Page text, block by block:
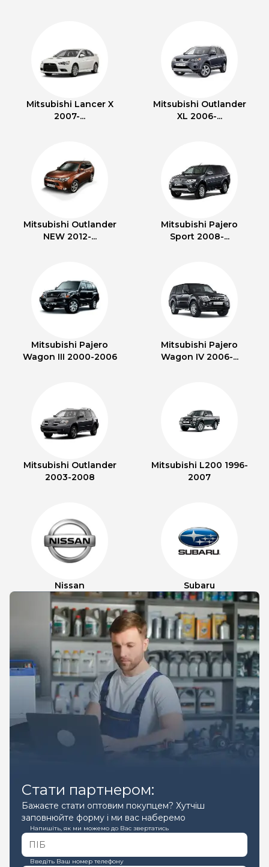
Mitsubishi Lancer X
2007-...
Mitsubishi Outlander
XL 2006-...
Mitsubishi Outlander
NEW 2012-...
Mitsubishi Pajero
Sport 2008-...
Mitsubishi Pajero
Wagon III 2000-2006
Mitsubishi Pajero
Wagon IV 2006-...
Mitsubishi Outlander
2003-2008
Mitsubishi L200 1996-
2007
Nissan Subaru
Стати партнером:
Бажаєте стати оптовим покупцем? Хутчіш
заповнюйте форму і ми вас наберемо
Напишіть, як ми можемо до Вас звертатись
Введіть Ваш номер телефону